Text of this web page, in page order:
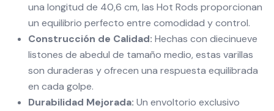
una longitud de 40,6 cm, las Hot Rods proporcionan
un equilibrio perfecto entre comodidad y control.
Construcción de Calidad: Hechas con diecinueve
listones de abedul de tamaño medio, estas varillas
son duraderas y ofrecen una respuesta equilibrada
en cada golpe.
Durabilidad Mejorada: Un envoltorio exclusivo